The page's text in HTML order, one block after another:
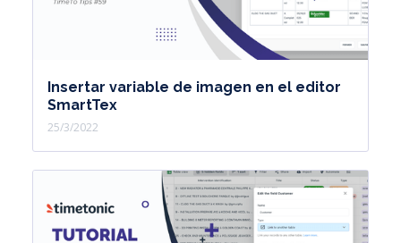
Insertar variable de imagen en el editor
SmartTex
25/3/2022